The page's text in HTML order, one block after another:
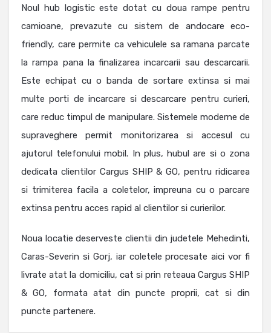
Noul hub logistic este dotat cu doua rampe pentru
camioane, prevazute cu sistem de andocare eco-
friendly, care permite ca vehiculele sa ramana parcate
la rampa pana la finalizarea incarcarii sau descarcarii.
Este echipat cu o banda de sortare extinsa si mai
multe porti de incarcare si descarcare pentru curieri,
care reduc timpul de manipulare. Sistemele moderne de
supraveghere permit monitorizarea si accesul cu
ajutorul telefonului mobil. In plus, hubul are si o zona
dedicata clientilor Cargus SHIP & GO, pentru ridicarea
si trimiterea facila a coletelor, impreuna cu o parcare
extinsa pentru acces rapid al clientilor si curierilor.
Noua locatie deserveste clientii din judetele Mehedinti,
Caras-Severin si Gorj, iar coletele procesate aici vor fi
livrate atat la domiciliu, cat si prin reteaua Cargus SHIP
& GO, formata atat din puncte proprii, cat si din
puncte partenere.